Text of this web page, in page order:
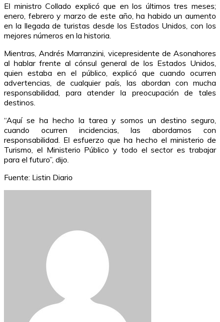
El ministro Collado explicó que en los últimos tres meses;
enero, febrero y marzo de este año, ha habido un aumento
en la llegada de turistas desde los Estados Unidos, con los
mejores números en la historia.
Mientras, Andrés Marranzini, vicepresidente de Asonahores
al hablar frente al cónsul general de los Estados Unidos,
quien estaba en el público, explicó que cuando ocurren
advertencias, de cualquier país, las abordan con mucha
responsabilidad, para atender la preocupación de tales
destinos.
“Aquí se ha hecho la tarea y somos un destino seguro,
cuando ocurren incidencias, las abordamos con
responsabilidad. El esfuerzo que ha hecho el ministerio de
Turismo, el Ministerio Público y todo el sector es trabajar
para el futuro”, dijo.
Fuente: Listin Diario